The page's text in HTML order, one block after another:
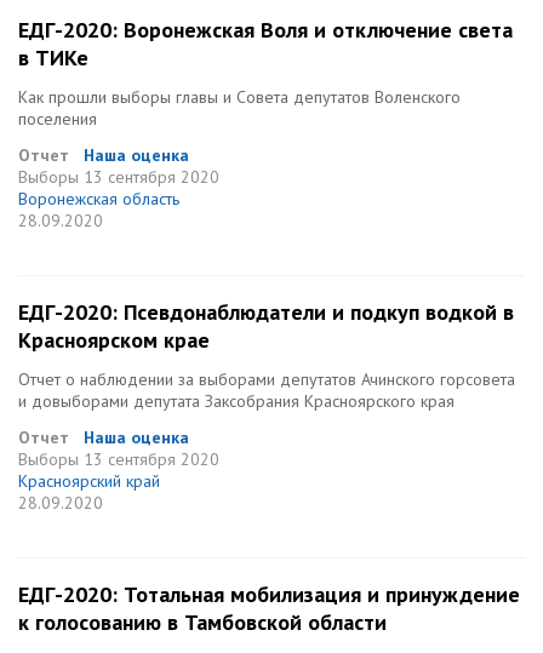
ЕДГ-2020: Воронежская Воля и отключение света
в ТИКе
Как прошли выборы главы и Совета депутатов Воленского
поселения
Отчет
Наша оценка
Выборы 13 сентября 2020
Воронежская область
28.09.2020
ЕДГ-2020: Псевдонаблюдатели и подкуп водкой в
Красноярском крае
Отчет о наблюдении за выборами депутатов Ачинского горсовета
и довыборами депутата Заксобрания Красноярского края
Отчет
Наша оценка
Выборы 13 сентября 2020
Красноярский край
28.09.2020
ЕДГ-2020: Тотальная мобилизация и принуждение
к голосованию в Тамбовской области